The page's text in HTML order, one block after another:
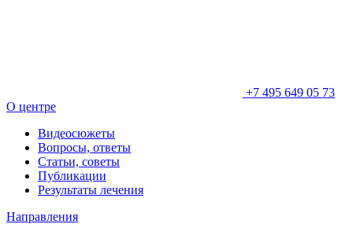
+7 495 649 05 73
О центре
Видеосюжеты
Вопросы, ответы
Статьи, советы
Публикации
Результаты лечения
Направления